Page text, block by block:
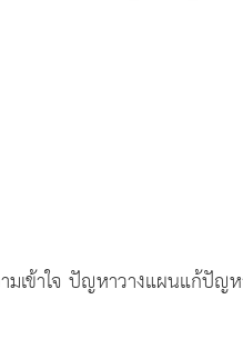
มเข้าใจ ปัญหาวางแผนแก้ปั